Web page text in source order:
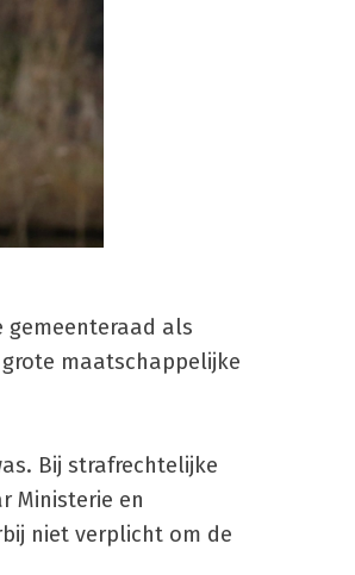
gemeenteraad als
maatschappelijke
Bij strafrechtelijke
Ministerie en
niet verplicht om de